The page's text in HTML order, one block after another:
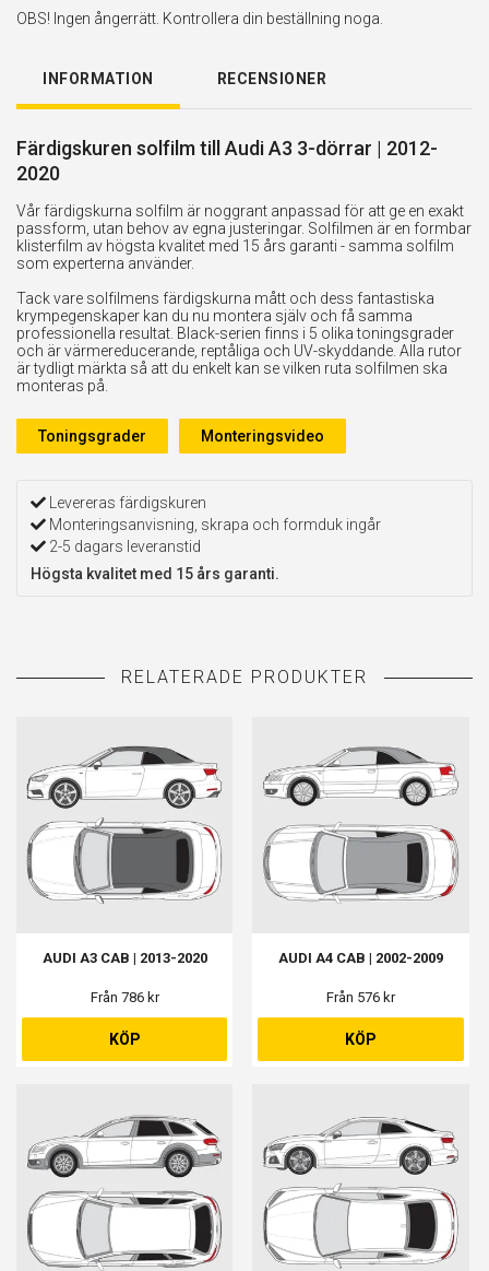
OBS! Ingen ångerrätt. Kontrollera din beställning noga.
INFORMATION RECENSIONER
Färdigskuren solfilm till Audi A3 3-dörrar | 2012-
2020
Vår färdigskurna solfilm är noggrant anpassad för att ge en exakt
passform, utan behov av egna justeringar. Solfilmen är en formbar
klisterfilm av högsta kvalitet med 15 års garanti - samma solfilm
som experterna använder.
Tack vare solfilmens färdigskurna mått och dess fantastiska
krympegenskaper kan du nu montera själv och få samma
professionella resultat. Black-serien finns i 5 olika toningsgrader
och är värmereducerande, reptåliga och UV-skyddande. Alla rutor
är tydligt märkta så att du enkelt kan se vilken ruta solfilmen ska
monteras på.
Toningsgrader Monteringsvideo
Levereras färdigskuren
Monteringsanvisning, skrapa och formduk ingår
2-5 dagars leveranstid
Högsta kvalitet med 15 års garanti.
AUDI A3 CAB | 2013-2020
Från 786 kr
KÖP
AUDI A4 CAB | 2002-2009
Från 576 kr
KÖP